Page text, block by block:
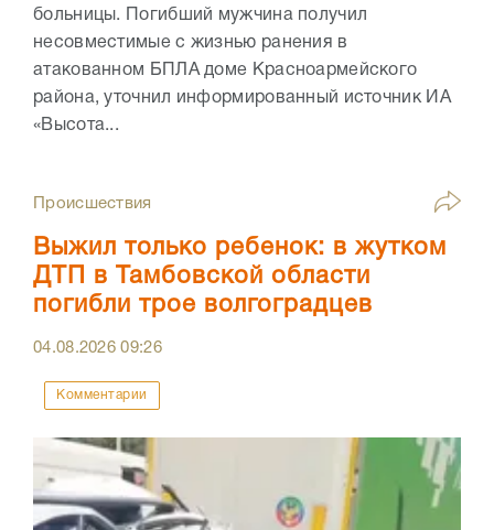
больницы. Погибший мужчина получил
несовместимые с жизнью ранения в
атакованном БПЛА доме Красноармейского
района, уточнил информированный источник ИА
«Высота...
Происшествия
Выжил только ребенок: в жутком
ДТП в Тамбовской области
погибли трое волгоградцев
04.08.202609:26
Комментарии